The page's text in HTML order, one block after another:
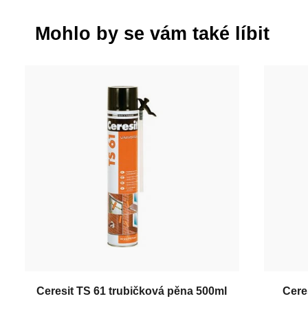
Mohlo by se vám také líbit
Ceresit TS 61 trubičková pěna 500ml